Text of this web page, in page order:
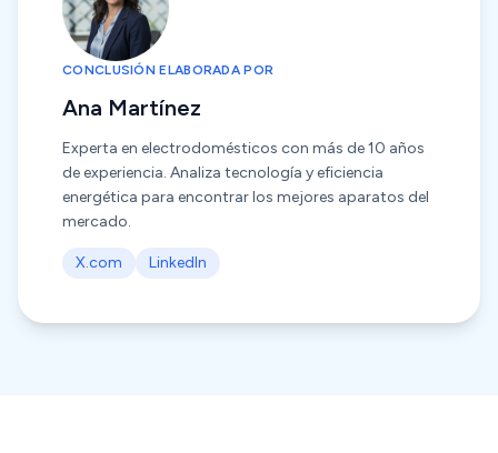
CONCLUSIÓN ELABORADA POR
Ana Martínez
Experta en electrodomésticos con más de 10 años
de experiencia. Analiza tecnología y eficiencia
energética para encontrar los mejores aparatos del
mercado.
X.com LinkedIn